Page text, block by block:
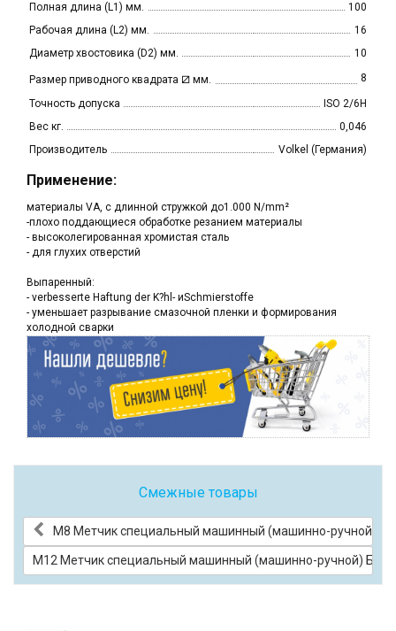
Полная длина (L1) мм.
100
Рабочая длина (L2) мм.
16
Диаметр хвостовика (D2) мм.
10
Размер приводного квадрата ⧄ мм. 8
Точность допуска
ISO 2/6H
Вес кг.
0,046
Производитель
Volkel (Германия)
Применение:
материалы VA, с длинной стружкой до1.000 N/mm²
-плохо поддающиеся обработке резанием материалы
- высоколегированная хромистая сталь
- для глухих отверстий
Выпаренный:
- verbesserte Haftung der K?hl- иSchmierstoffe
- уменьшает разрывание смазочной пленки и формирования
холодной сварки
Смежные товары
М8 Метчик специальный машинный (машинно-ручной)
М12 Метчик специальный машинный (машинно-ручной)